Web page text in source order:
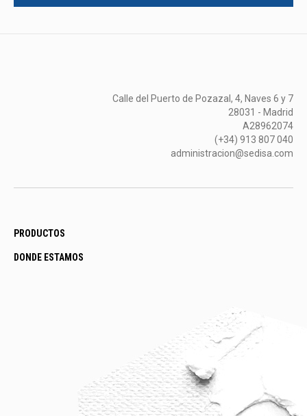
Calle del Puerto de Pozazal, 4, Naves 6 y 7
28031 - Madrid
A28962074
(+34) 913 807 040
administracion@sedisa.com
PRODUCTOS
DONDE ESTAMOS